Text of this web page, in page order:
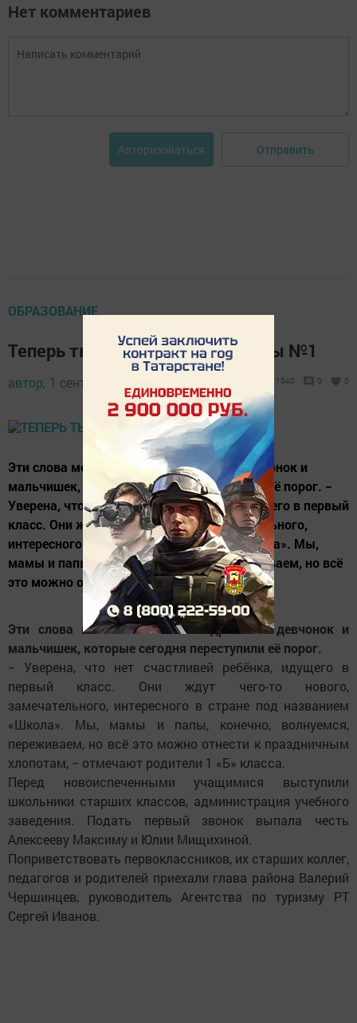
Нет комментариев
Авторизоваться Отправить
ОБРАЗОВАНИЕ
Теперь ты – первоклашка школы №1
автор, 1 сентября 2017 - 07:58 1340 0 0
Эти слова можно отнести в адрес 119 девчонок и
мальчишек, которые сегодня переступили её порог. −
Уверена, что нет счастливей ребёнка, идущего в первый
класс. Они ждут чего-то нового, замечательного,
интересного в стране под названием «Школа». Мы,
мамы и папы, конечно, волнуемся, переживаем, но всё
это можно отнести к праздничным...
Эти слова можно отнести в адрес 119 девчонок и
мальчишек, которые сегодня переступили её порог.
− Уверена, что нет счастливей ребёнка, идущего в
первый класс. Они ждут чего-то нового,
замечательного, интересного в стране под названием
«Школа». Мы, мамы и папы, конечно, волнуемся,
переживаем, но всё это можно отнести к праздничным
хлопотам, − отмечают родители 1 «Б» класса.
Перед новоиспеченными учащимися выступили
школьники старших классов, администрация учебного
заведения. Подать первый звонок выпала честь
Алексееву Максиму и Юлии Мищихиной.
Поприветствовать первоклассников, их старших коллег,
педагогов и родителей приехали глава района Валерий
Чершинцев, руководитель Агентства по туризму РТ
Сергей Иванов.